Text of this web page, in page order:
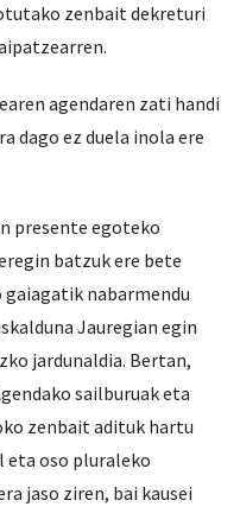
zenbait dekreturi
agendaren zati handi
dago ez duela inola ere
presente egoteko
batzuk ere bete
nabarmendu
Jauregian egin
jardunaldia. Bertan,
sailburuak eta
zenbait adituk hartu
eta oso pluraleko
jaso ziren, bai kausei